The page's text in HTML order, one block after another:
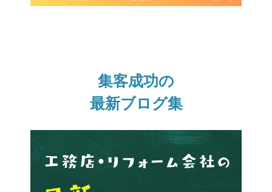
集客成功の
最新ブログ集